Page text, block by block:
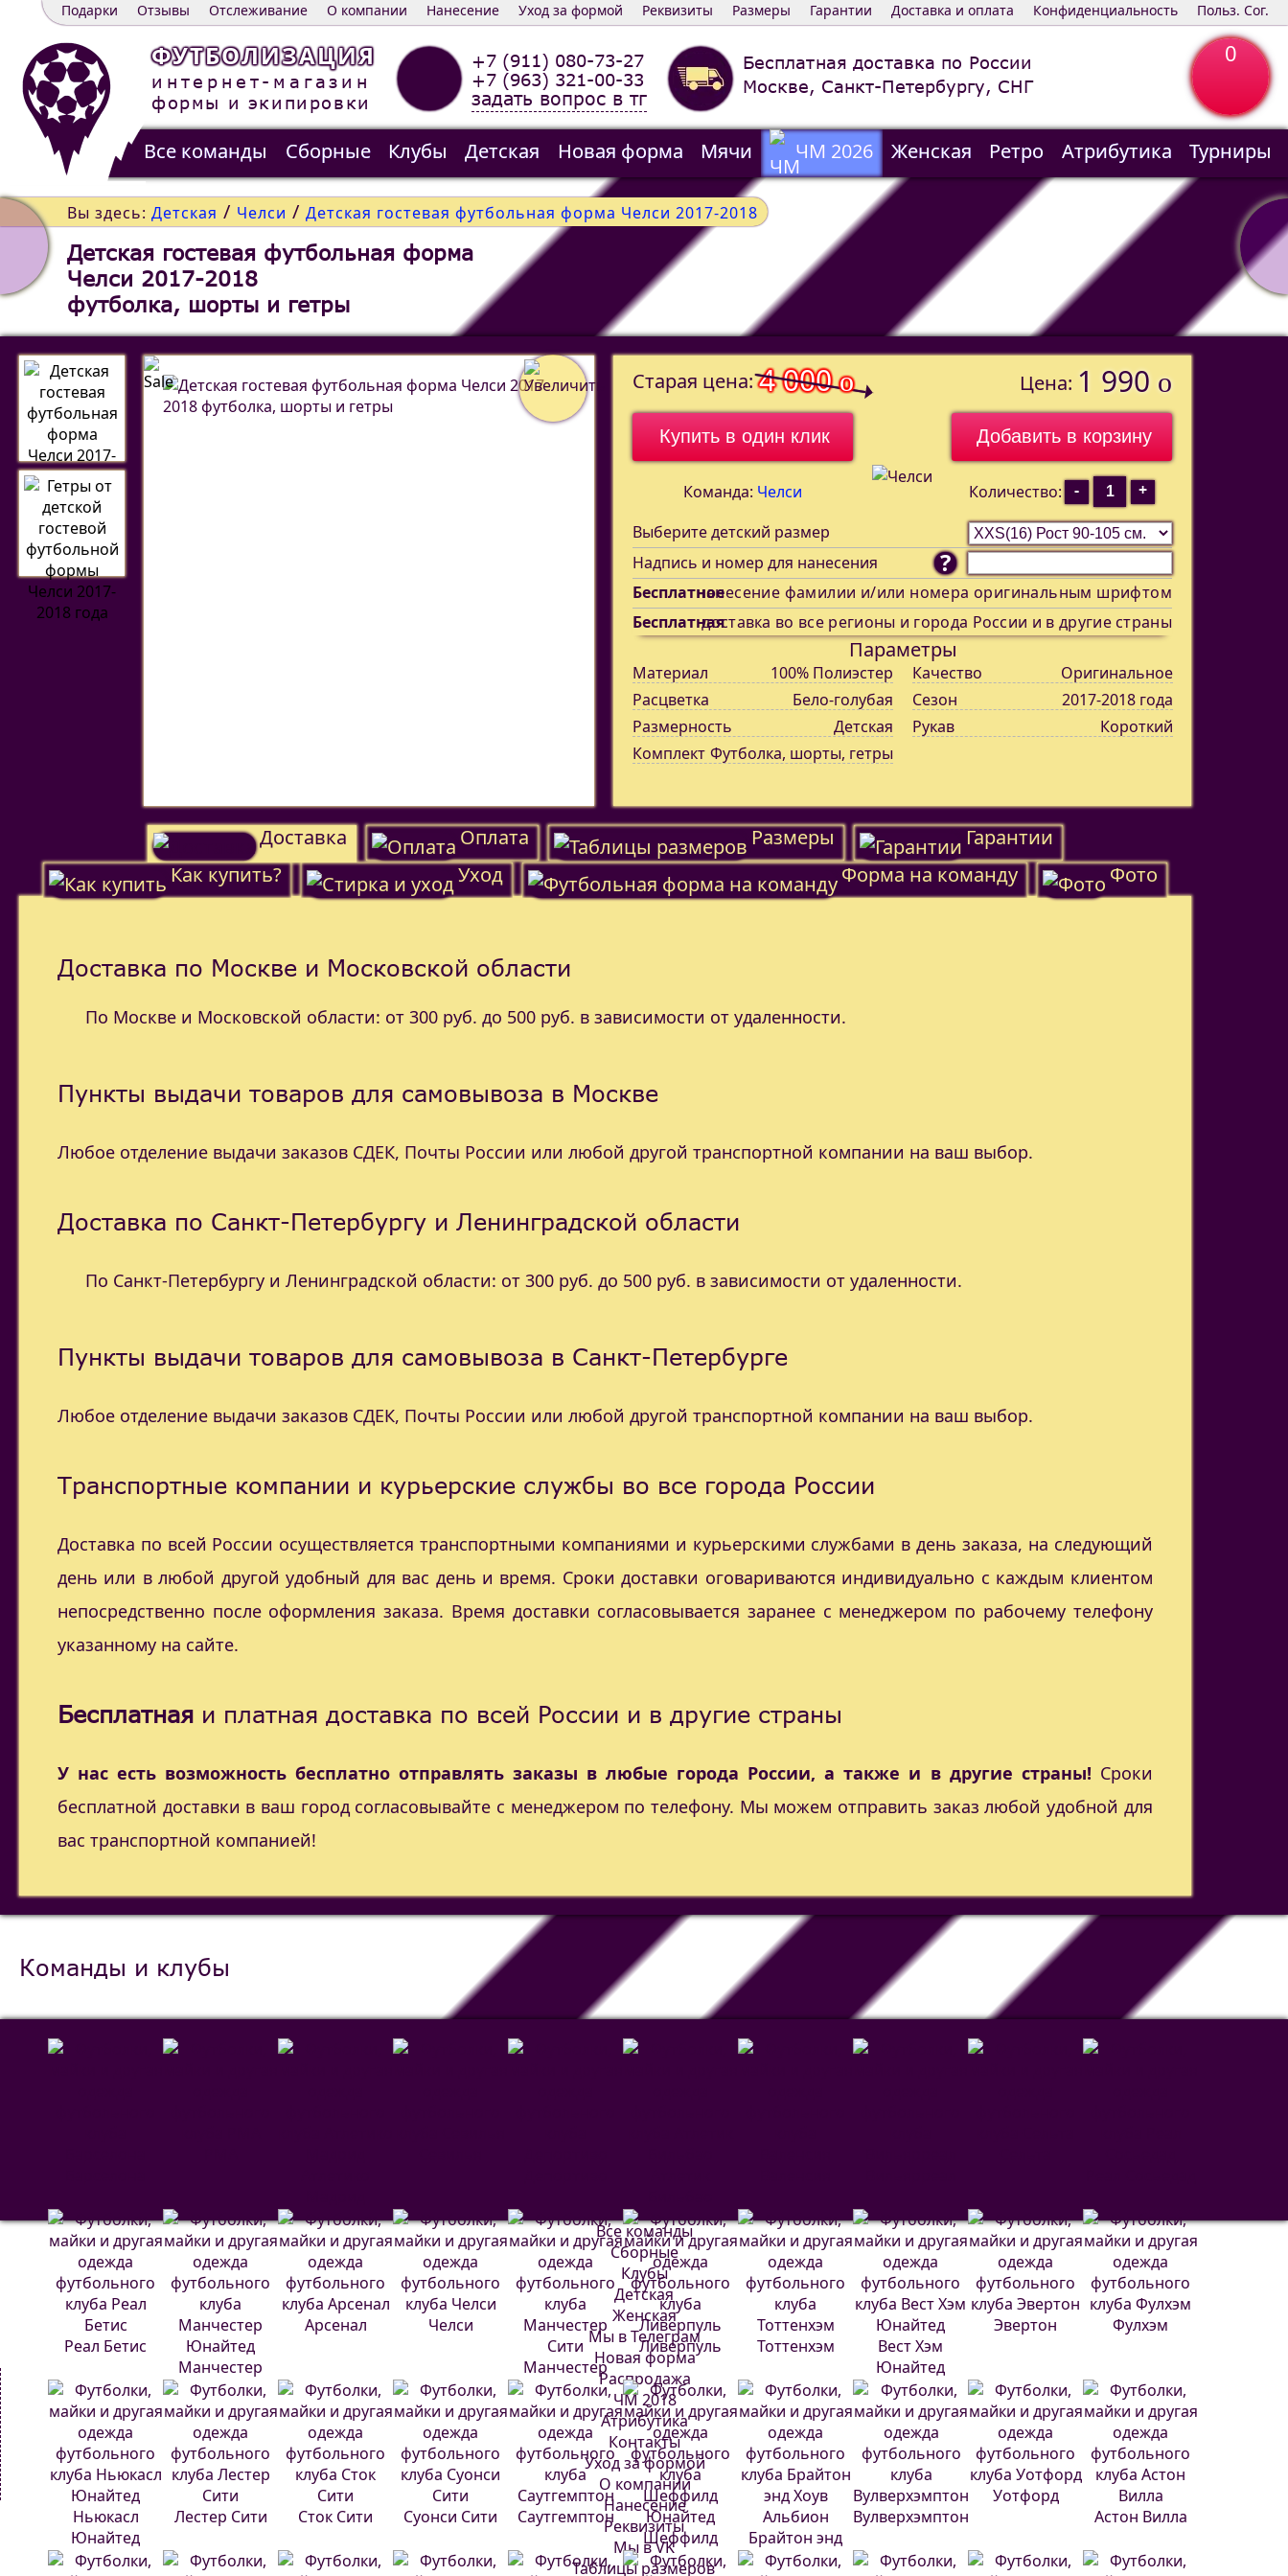
Польз. Сог.
Конфиденциальность
Доставка и оплата
Гарантии
Размеры
Реквизиты
Уход за формой
Нанесение
О компании
Отслеживание
Отзывы
Подарки
ФУТБОЛИЗАЦИЯ
интернет-магазин
формы и экипировки
+7 (911) 080-73-27
+7 (963) 321-00-33
задать вопрос в тг
Бесплатная доставка по России
Москве, Санкт-Петербургу, СНГ
Все команды Сборные Клубы Детская Новая форма Мячи ЧМ 2026 Женская Ретро Атрибутика
Турниры
Распродажа
Контакты
Вы здесь: Детская / Челси / Детская гостевая футбольная форма Челси 2017-2018
Детская гостевая футбольная форма
Челси 2017-2018
футболка, шорты и гетры
Старая цена: 4 000o Цена: 1 990 o
Купить в один клик
Команда: Челси Количество: -
+
Выберите детский размер
Надпись и номер для нанесения
?
Бесплатноенанесение фамилии и/или номера оригинальным шрифтом
Бесплатнаядоставка во все регионы и города России и в другие страны
Параметры
Материал 100% Полиэстер Качество
Оригинальное
Расцветка
Бело-голубая Сезон
2017-2018 года
Размерность
Детская Рукав
Короткий
Комплект Футболка, шорты, гетры
Доставка Оплата Размеры
Гарантии
Как купить?
Уход Форма на команду Фото
Доставка по Москве и Московской области
По Москве и Московской области: от 300 руб. до 500 руб. в зависимости от удаленности.
Пункты выдачи товаров для самовывоза в Москве
Любое отделение выдачи заказов СДЕК, Почты России или любой другой транспортной компании на ваш выбор.
Доставка по Санкт-Петербургу и Ленинградской области
По Санкт-Петербургу и Ленинградской области: от 300 руб. до 500 руб. в зависимости от удаленности.
Пункты выдачи товаров для самовывоза в Санкт-Петербурге
Любое отделение выдачи заказов СДЕК, Почты России или любой другой транспортной компании на ваш выбор.
Транспортные компании и курьерские службы во все города России
Доставка по всей России осуществляется транспортными компаниями и курьерскими службами в день заказа, на следующий
день или в любой другой удобный для вас день и время. Сроки доставки оговариваются индивидуально с каждым клиентом
непосредственно после оформления заказа. Время доставки согласовывается заранее с менеджером по рабочему телефону
указанному на сайте.
Бесплатная и платная доставка по всей России и в другие страны
У нас есть возможность бесплатно отправлять заказы в любые города России, а также и в другие страны! Сроки
бесплатной доставки в ваш город согласовывайте с менеджером по телефону. Мы можем отправить заказ любой удобной для
вас транспортной компанией!
0
Команды и клубы
Реал Бетис
Манчестер
Юнайтед
Арсенал
Челси
Манчестер
Сити
Ливерпуль Тоттенхэм
Вест Хэм
Юнайтед
Эвертон Фулхэм
Ньюкасл
Юнайтед
Лестер Сити Сток Сити Суонси Сити
Саутгемптон
Шеффилд
Юнайтед
Брайтон энд
Хоув Альбион
Вулверхэмптон
Уотфорд
Астон Вилла
Все команды
Сборные
Клубы
Детская
Женская
Мы в Телеграм
Новая форма
Распродажа
ЧМ 2018
Атрибутика
Контакты
Уход за формой
О компании
Нанесение
Реквизиты
Мы в VK
Таблицы размеров